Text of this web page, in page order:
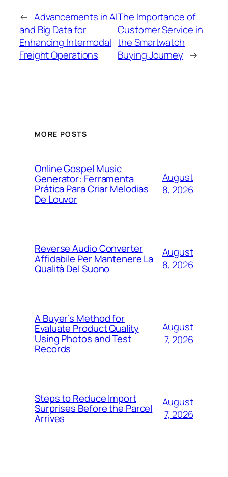
← Advancements in AI
and Big Data for
Enhancing Intermodal
Freight Operations
The Importance of
Customer Service in
the Smartwatch
Buying Journey →
MORE POSTS
Online Gospel Music
Generator: Ferramenta
Prática Para Criar Melodias
De Louvor
August
8, 2026
Reverse Audio Converter
Affidabile Per Mantenere La
Qualità Del Suono
August
8, 2026
A Buyer’s Method for
Evaluate Product Quality
Using Photos and Test
Records
August
7, 2026
Steps to Reduce Import
Surprises Before the Parcel
Arrives
August
7, 2026